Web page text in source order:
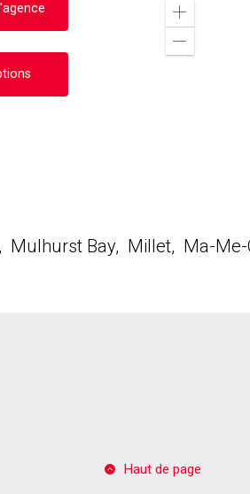
Zoom
Bay, Millet, Ma-
Haut de page